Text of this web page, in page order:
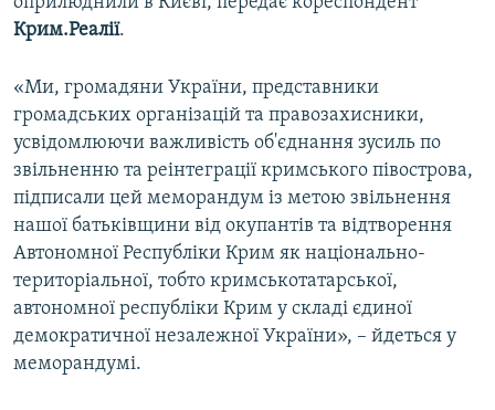
СВІДЧЕННЯ ОКУПАЦІЇ
ІНФОГРАФІКА
Qırımtatar
ДОЛУЧАЙСЯ!
Усі сайти RFE/RL
Крим.Реалії.
«Ми, громадяни України, представники
громадських організацій та правозахисники,
усвідомлюючи важливість об'єднання зусиль по
звільненню та реінтеграції кримського півострова,
підписали цей меморандум із метою звільнення
нашої батьківщини від окупантів та відтворення
Автономної Республіки Крим як національно-
територіальної, тобто кримськотатарської,
автономної республіки Крим у складі єдиної
демократичної незалежної України», – йдеться у
меморандумі.